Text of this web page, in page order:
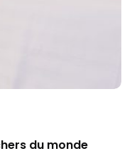
du monde